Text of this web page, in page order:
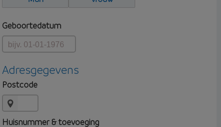
Geboortedatum
Adresgegevens
Postcode
Huisnummer & toevoeging